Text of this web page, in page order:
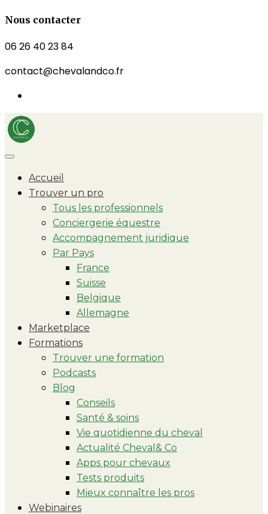
Nous contacter
06 26 40 23 84
contact@chevalandco.fr
Accueil
Trouver un pro
Tous les professionnels
Conciergerie équestre
Accompagnement juridique
Par Pays
France
Suisse
Belgique
Allemagne
Marketplace
Formations
Trouver une formation
Podcasts
Blog
Conseils
Santé & soins
Vie quotidienne du cheval
Actualité Cheval& Co
Apps pour chevaux
Tests produits
Mieux connaître les pros
Webinaires